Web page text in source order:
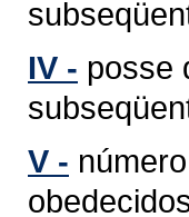
IV - posse
V -